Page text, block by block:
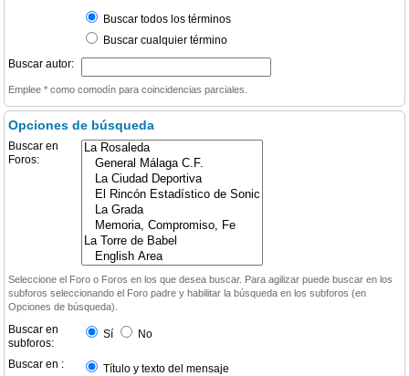
Buscar todos los términos
Buscar cualquier término
Buscar autor:
Emplee * como comodín para coincidencias parciales.
Opciones de búsqueda
Buscar en
Foros:
Seleccione el Foro o Foros en los que desea buscar. Para agilizar puede buscar en los
subforos seleccionando el Foro padre y habilitar la búsqueda en los subforos (en
Opciones de búsqueda).
Buscar en
subforos:
Sí No
Buscar en :
Título y texto del mensaje